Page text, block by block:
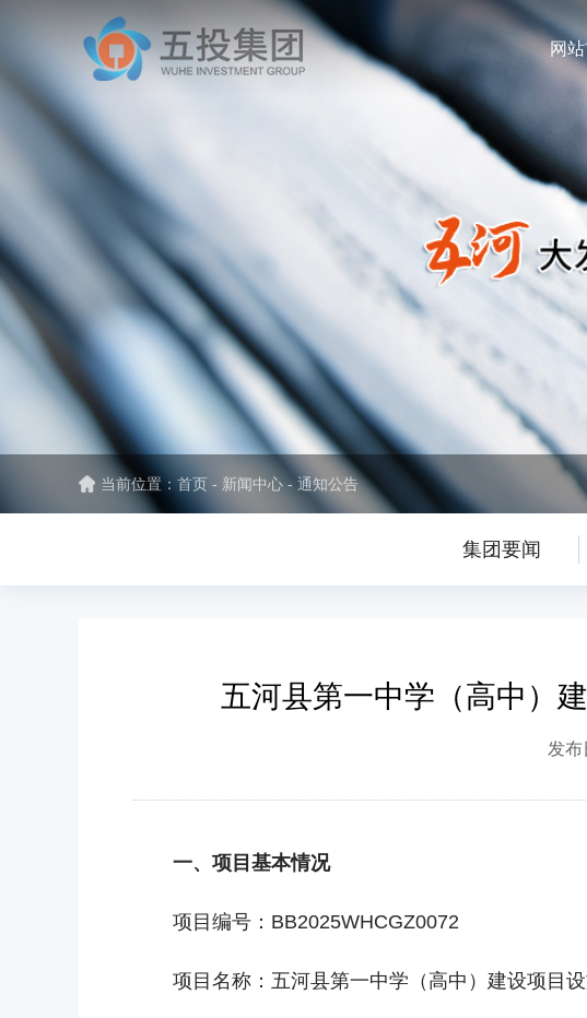
网
当前位置： 首页 - 新闻中心 - 通知公告
集团要闻
五河县第一中学（高中）
发
一、项目基本情况
项目编号：BB2025WHCGZ0072
项目名称：五河县第一中学（高中）建设项目